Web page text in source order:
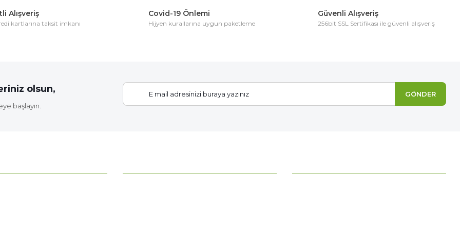
Alışveriş
kartlarına taksit imkanı
Covid-19 Önlemi
Hijyen kurallarına uygun paketleme
Güvenli Alışveriş
256bit SSL Sertifikası ile güvenli alışveriş
olsun,
başlayın.
GÖNDER